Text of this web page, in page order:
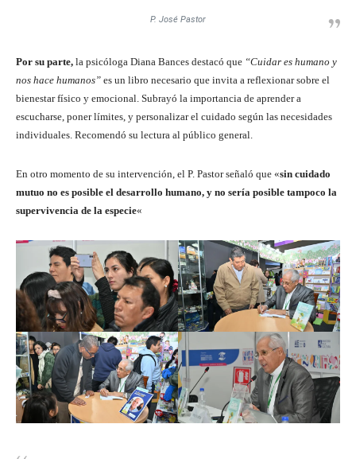
P. José Pastor
Por su parte, la psicóloga Diana Bances destacó que “Cuidar es humano y
nos hace humanos” es un libro necesario que invita a reflexionar sobre el
bienestar físico y emocional. Subrayó la importancia de aprender a
escucharse, poner límites, y personalizar el cuidado según las necesidades
individuales. Recomendó su lectura al público general.
En otro momento de su intervención, el P. Pastor señaló que «sin cuidado
mutuo no es posible el desarrollo humano, y no sería posible tampoco la
supervivencia de la especie«